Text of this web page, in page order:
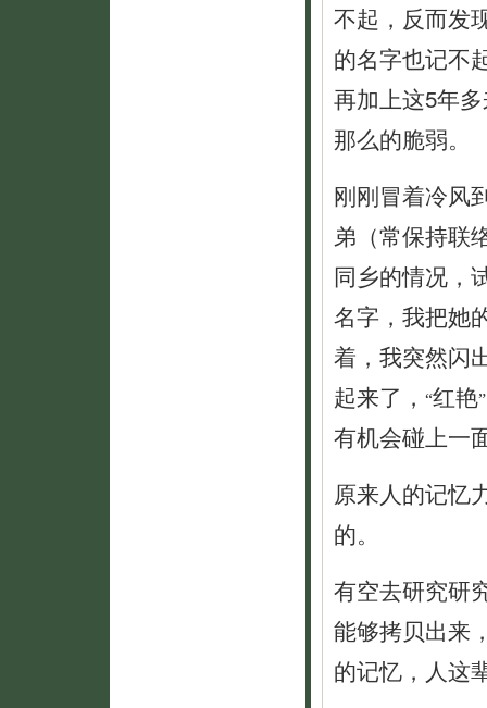
不起，反而发
的名字也记不
再加上这5年
那么的脆弱。
刚刚冒着冷风
弟（常保持联
同乡的情况，
名字，我把她
着，我突然闪
起来了， “红艳”
有机会碰上一
原来人的记忆
的。
有空去研究研
能够拷贝出来
的记忆，人这